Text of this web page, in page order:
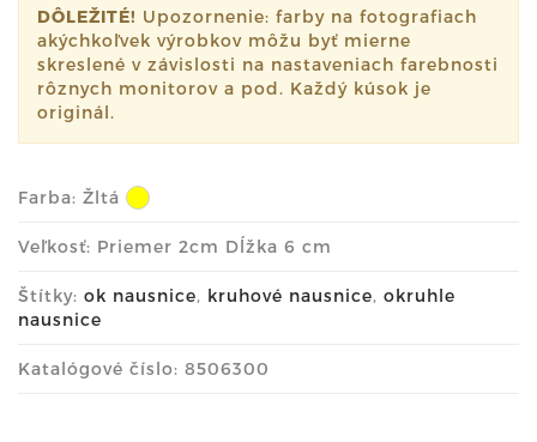
DÔLEŽITÉ! Upozornenie: farby na fotografiach
akýchkoľvek výrobkov môžu byť mierne
skreslené v závislosti na nastaveniach farebnosti
rôznych monitorov a pod. Každý kúsok je
originál.
Farba: Žltá
Veľkosť: Priemer 2cm Dĺžka 6 cm
Štítky: ok nausnice, kruhové nausnice, okruhle
nausnice
Katalógové číslo: 8506300